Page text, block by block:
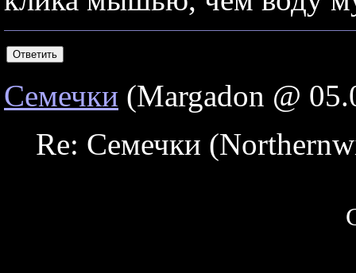
Семечки (Margadon @
Re: Семечки